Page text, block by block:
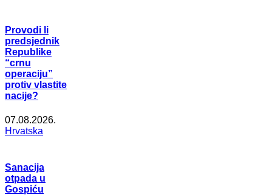
Provodi li
predsjednik
Republike
“crnu
operaciju”
protiv vlastite
nacije?
07.08.2026.
Hrvatska
Sanacija
otpada u
Gospiću